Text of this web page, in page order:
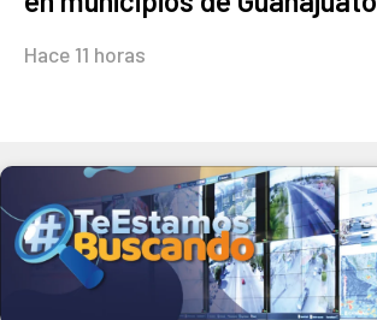
Hace 11 horas